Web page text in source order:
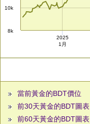
8k
10k
2025
1月
當前黃金的BDT價位
前30天黃金的BDT圖表
前60天黃金的BDT圖表